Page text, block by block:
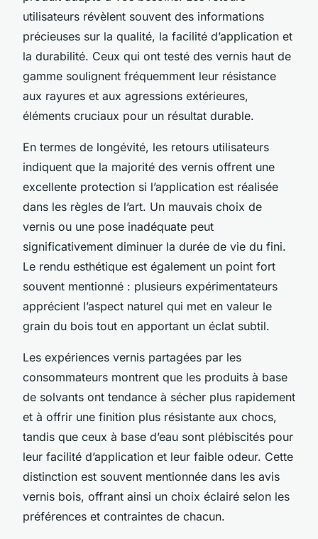
utilisateurs révèlent souvent des informations
précieuses sur la qualité, la facilité d’application et
la durabilité. Ceux qui ont testé des vernis haut de
gamme soulignent fréquemment leur résistance
aux rayures et aux agressions extérieures,
éléments cruciaux pour un résultat durable.
En termes de longévité, les retours utilisateurs
indiquent que la majorité des vernis offrent une
excellente protection si l’application est réalisée
dans les règles de l’art. Un mauvais choix de
vernis ou une pose inadéquate peut
significativement diminuer la durée de vie du fini.
Le rendu esthétique est également un point fort
souvent mentionné : plusieurs expérimentateurs
apprécient l’aspect naturel qui met en valeur le
grain du bois tout en apportant un éclat subtil.
Les expériences vernis partagées par les
consommateurs montrent que les produits à base
de solvants ont tendance à sécher plus rapidement
et à offrir une finition plus résistante aux chocs,
tandis que ceux à base d’eau sont plébiscités pour
leur facilité d’application et leur faible odeur. Cette
distinction est souvent mentionnée dans les avis
vernis bois, offrant ainsi un choix éclairé selon les
préférences et contraintes de chacun.